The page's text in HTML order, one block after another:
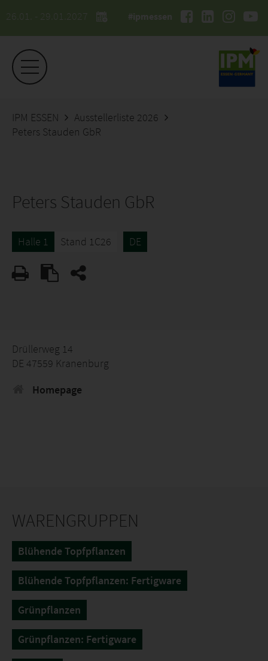
26.01. - 29.01.2027 #ipmessen
IPM ESSEN
Ausstellerliste 2026
Peters Stauden GbR
Peters Stauden GbR
Halle 1 Stand 1C26 DE
Drüllerweg 14
DE 47559 Kranenburg
Homepage
WARENGRUPPEN
Blühende Topfpflanzen
Blühende Topfpflanzen: Fertigware
Grünpflanzen
Grünpflanzen: Fertigware